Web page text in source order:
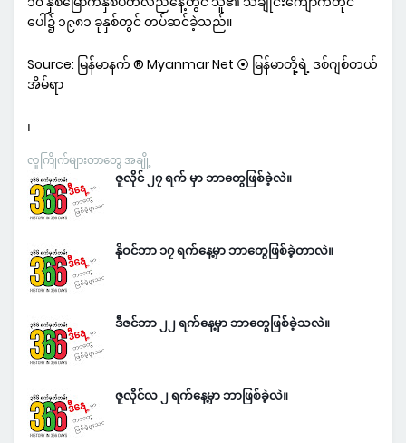
ပေါ်၌ ၁၉၈၁ ခုနှစ်တွင် တပ်ဆင်ခဲ့သည်။
Source: မြန်မာနက် ® Myanmar Net ⦿ မြန်မာတို့ရဲ့ ဒစ်ဂျစ်တယ်
အိမ်ရာ
၊
လူကြိုက်များတာတွေ အချို့
ဇူလိုင် ၂၇ ရက် မှာ ဘာတွေဖြစ်ခဲ့လဲ။
နိုဝင်ဘာ ၁၇ ရက်နေ့မှာ ဘာတွေဖြစ်ခဲ့တာလဲ။
ဒီဇင်ဘာ ၂၂ ရက်နေ့မှာ ဘာတွေဖြစ်ခဲ့သလဲ။
ဇူလိုင်လ ၂ ရက်နေ့မှာ ဘာဖြစ်ခဲ့လဲ။